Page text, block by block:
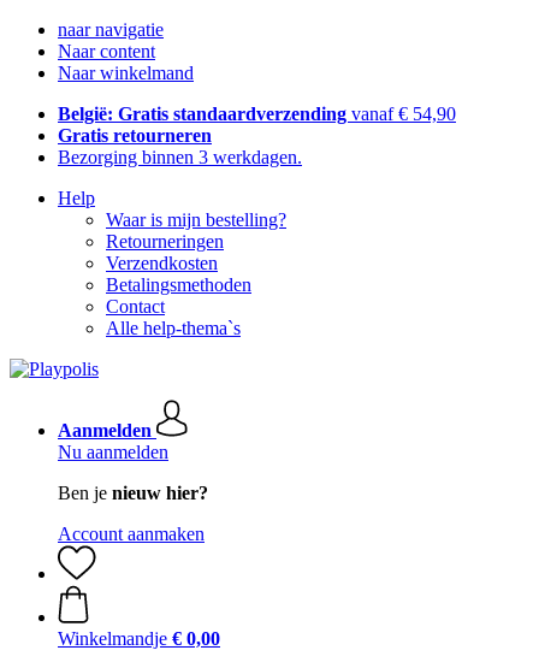
naar navigatie
Naar content
Naar winkelmand
België: Gratis standaardverzending vanaf € 54,90
Gratis retourneren
Bezorging binnen 3 werkdagen.
Help
Waar is mijn bestelling?
Retourneringen
Verzendkosten
Betalingsmethoden
Contact
Alle help-thema`s
Aanmelden
Nu aanmelden
Ben je nieuw hier?
Account aanmaken
Winkelmandje € 0,00